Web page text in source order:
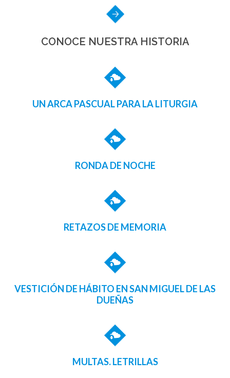
CONOCE NUESTRA HISTORIA
UN ARCA PASCUAL PARA LA LITURGIA
RONDA DE NOCHE
RETAZOS DE MEMORIA
VESTICIÓN DE HÁBITO EN SAN MIGUEL DE LAS
DUEÑAS
MULTAS. LETRILLAS